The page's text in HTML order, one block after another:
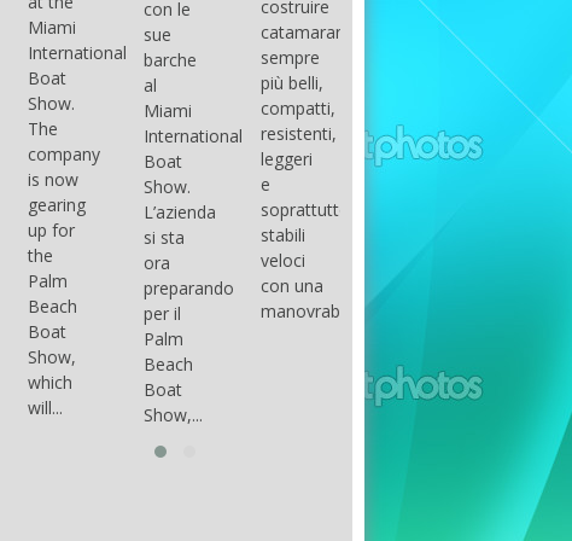
con le
sue
barche
al
Miami
International
Boat
Show.
L’azienda
si sta
ora
preparando
per il
Palm
Beach
Boat
Show,...
costruire
catamarani
sempre
più belli,
compatti,
resistenti,
leggeri
e
soprattutto
stabili
veloci
con una
manovrabilità...
di
barche
ad alte
prestazioni,
che...
occur.
The
correct
parts of
the
group.